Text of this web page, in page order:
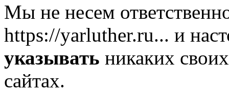
Мы не несем
https://yarluther.ru... и
указывать никаких
сайтах.